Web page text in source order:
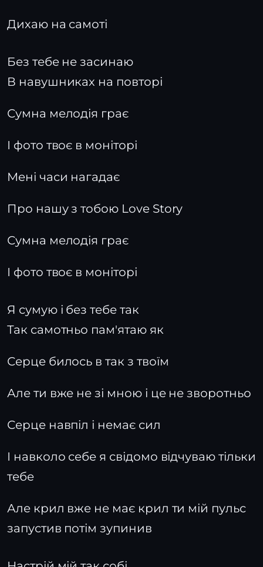
Дихаю на самоті
Без тебе не засинаю
В навушниках на повторі
Сумна мелодія грає
І фото твоє в моніторі
Мені часи нагадає
Про нашу з тобою Love Story
Сумна мелодія грає
І фото твоє в моніторі
Я сумую і без тебе так
Так самотньо пам'ятаю як
Серце билось в так з твоїм
Але ти вже не зі мною і це не зворотньо
Серце навпіл і немає сил
І навколо себе я свідомо відчуваю тільки
тебе
Але крил вже не має крил ти мій пульс
запустив потім зупинив